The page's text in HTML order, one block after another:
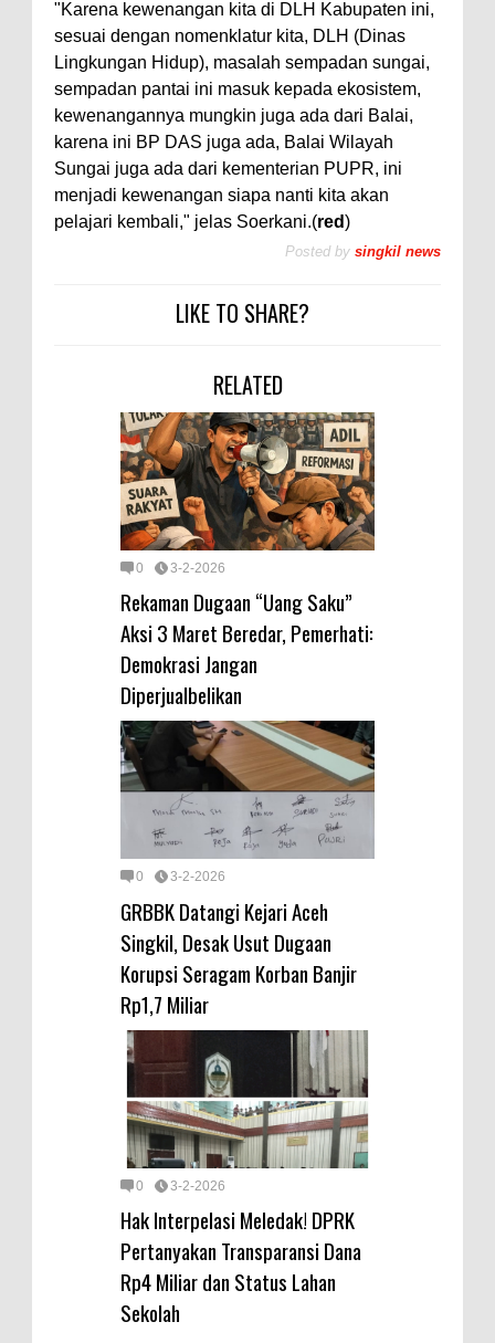
"Karena kewenangan kita di DLH Kabupaten ini,
sesuai dengan nomenklatur kita, DLH (Dinas
Lingkungan Hidup), masalah sempadan sungai,
sempadan pantai ini masuk kepada ekosistem,
kewenangannya mungkin juga ada dari Balai,
karena ini BP DAS juga ada, Balai Wilayah
Sungai juga ada dari kementerian PUPR, ini
menjadi kewenangan siapa nanti kita akan
pelajari kembali," jelas Soerkani.(red)
Posted by singkil news
LIKE TO SHARE?
RELATED
0 3-2-2026
Rekaman Dugaan “Uang Saku”
Aksi 3 Maret Beredar, Pemerhati:
Demokrasi Jangan
Diperjualbelikan
0 3-2-2026
GRBBK Datangi Kejari Aceh
Singkil, Desak Usut Dugaan
Korupsi Seragam Korban Banjir
Rp1,7 Miliar
0 3-2-2026
Hak Interpelasi Meledak! DPRK
Pertanyakan Transparansi Dana
Rp4 Miliar dan Status Lahan
Sekolah